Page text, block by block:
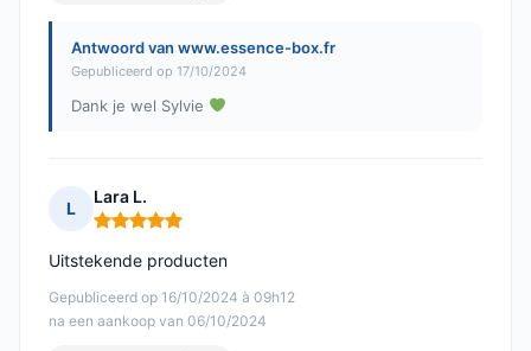
Antwoord van www.essence-box.fr
Gepubliceerd op 17/10/2024
Dank je wel Sylvie
L
Lara L.
Opmerking: 5 van 5
Gepubliceerd op 16/10/2024 à 09h12
na een aankoop van 06/10/2024
Uitstekende producten